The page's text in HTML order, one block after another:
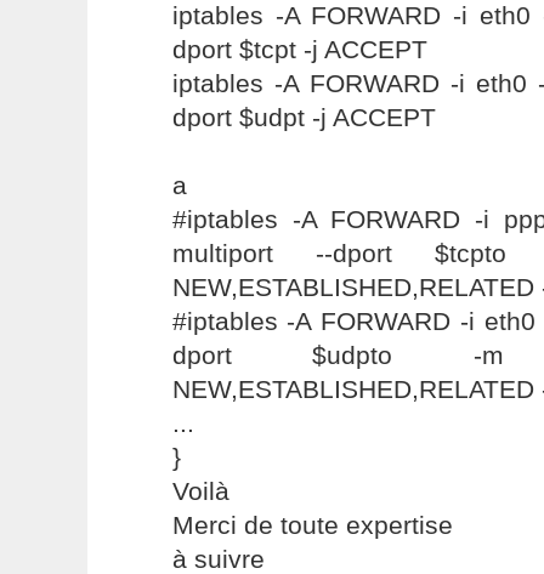
iptables -A FORWARD -i
dport $tcpt -j ACCEPT
iptables -A FORWARD -i
dport $udpt -j ACCEPT
a
#iptables -A FORWARD -i
multiport --dport
NEW,ESTABLISHED,RELATED
#iptables -A FORWARD -i
dport $udpto -m
NEW,ESTABLISHED,RELATED
...
}
Voilà
Merci de toute expertise
à suivre